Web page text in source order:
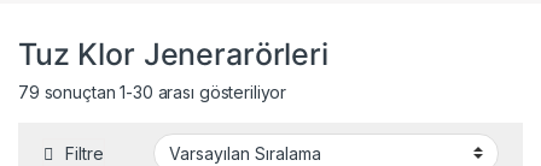
Tuz Klor Jenerarörleri
79 sonuçtan 1-30 arası gösteriliyor
Filtre